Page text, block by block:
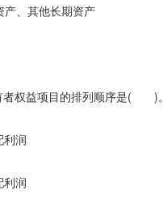
、其他长期资产
权益项目的排列顺序是( )。
润
润